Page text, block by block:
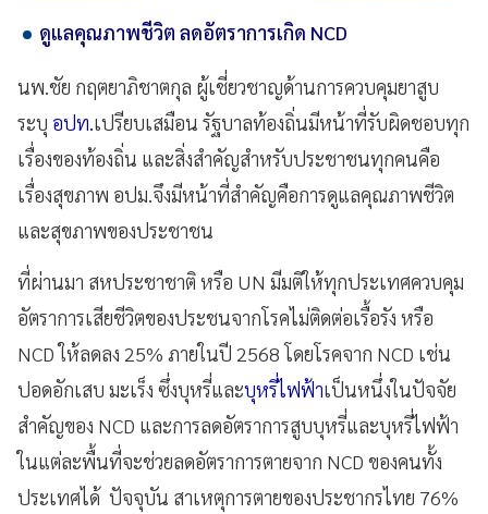
ดูแลคุณภาพชีวิต ลดอัตราการเกิด NCD
นพ.ชัย กฤตยาภิชาตกุล ผู้เชี่ยวชาญด้านการควบคุมยาสูบ
ระบุ อปท.เปรียบเสมือน รัฐบาลท้องถิ่นมีหน้าที่รับผิดชอบทุก
เรื่องของท้องถิ่น และสิ่งสำคัญสำหรับประชาชนทุกคนคือ
เรื่องสุขภาพ อปม.จึงมีหน้าที่สำคัญคือการดูแลคุณภาพชีวิต
และสุขภาพของประชาชน
ที่ผ่านมา สหประชาชาติ หรือ UN มีมติให้ทุกประเทศควบคุม
อัตราการเสียชีวิตของประชนจากโรคไม่ติดต่อเรื้อรัง หรือ
NCD ให้ลดลง 25% ภายในปี 2568 โดยโรคจาก NCD เช่น
ปอดอักเสบ มะเร็ง ซึ่งบุหรี่และบุหรี่ไฟฟ้าเป็นหนึ่งในปัจจัย
สำคัญของ NCD และการลดอัตราการสูบบุหรี่และบุหรี่ไฟฟ้า
ในแต่ละพื้นที่จะช่วยลดอัตราการตายจาก NCD ของคนทั้ง
ประเทศได้ ปัจจุบัน สาเหตุการตายของประชากรไทย 76%